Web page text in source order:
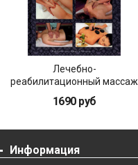
Лечебно-
реабилитационный массаж
для начинающих
1690 руб
Информация